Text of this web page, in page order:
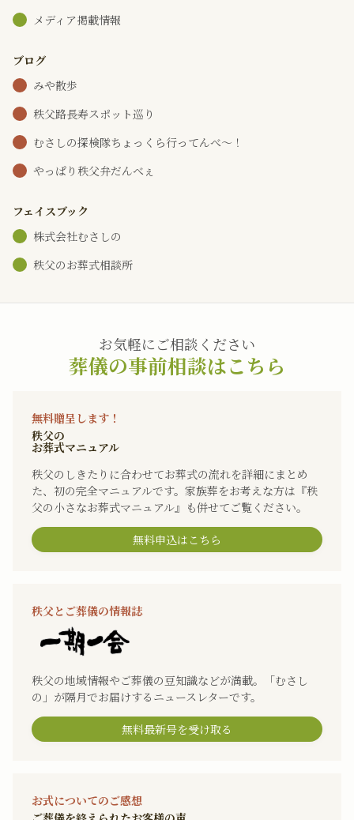
メディア掲載情報
ブログ
みや散歩
秩父路長寿スポット巡り
むさしの探検隊ちょっくら行ってんべ～！
やっぱり秩父弁だんべぇ
フェイスブック
株式会社むさしの
秩父のお葬式相談所
お気軽にご相談ください
葬儀の事前相談はこちら
無料贈呈します！
秩父の
お葬式マニュアル
秩父のしきたりに合わせてお葬式の流れを詳細にまとめ
た、初の完全マニュアルです。家族葬をお考えな方は『秩
父の小さなお葬式マニュアル』も併せてご覧ください。
無料申込はこちら
秩父とご葬儀の情報誌
秩父の地域情報やご葬儀の豆知識などが満載。「むさし
の」が隔月でお届けするニュースレターです。
無料最新号を受け取る
お式についてのご感想